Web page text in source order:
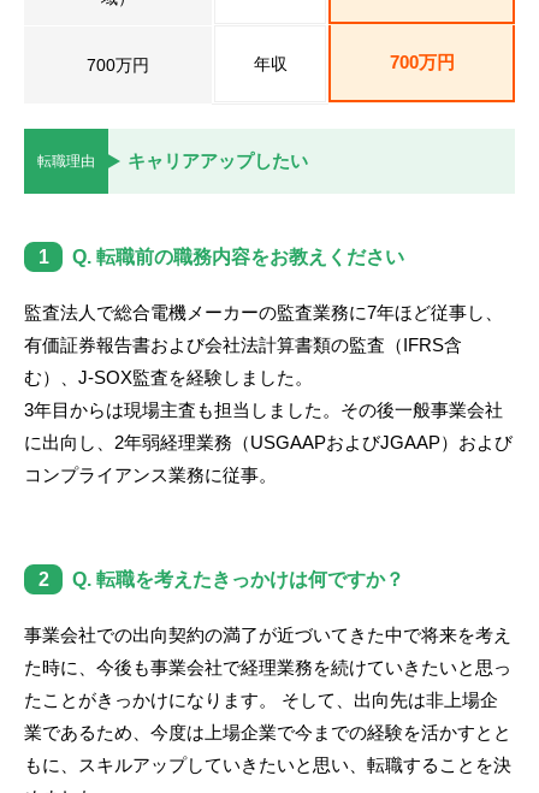
ご利用ガイド
非公開求人とは？
サービス紹介
業界情報
求人情報
700万円 年収 700万円
転職理由 キャリアアップしたい
1 Q. 転職前の職務内容をお教えください
監査法人で総合電機メーカーの監査業務に7年ほど従事し、
有価証券報告書および会社法計算書類の監査（IFRS含
む）、J-SOX監査を経験しました。
3年目からは現場主査も担当しました。その後一般事業会社
に出向し、2年弱経理業務（USGAAPおよびJGAAP）および
コンプライアンス業務に従事。
2 Q. 転職を考えたきっかけは何ですか？
事業会社での出向契約の満了が近づいてきた中で将来を考え
た時に、今後も事業会社で経理業務を続けていきたいと思っ
たことがきっかけになります。 そして、出向先は非上場企
業であるため、今度は上場企業で今までの経験を活かすとと
もに、スキルアップしていきたいと思い、転職することを決